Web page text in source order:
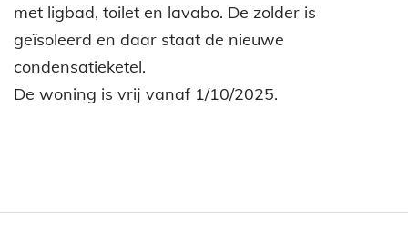
met ligbad, toilet en lavabo. De zolder is
geïsoleerd en daar staat de nieuwe
condensatieketel.
De woning is vrij vanaf 1/10/2025.